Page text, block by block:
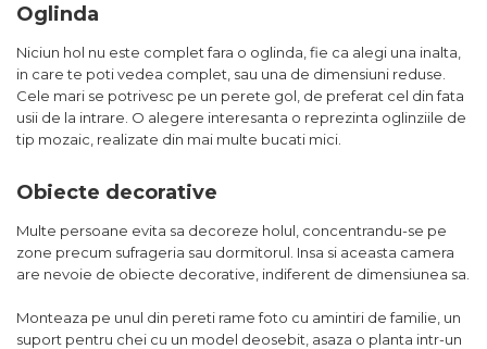
Oglinda
Niciun hol nu este complet fara o oglinda, fie ca alegi una inalta,
in care te poti vedea complet, sau una de dimensiuni reduse.
Cele mari se potrivesc pe un perete gol, de preferat cel din fata
usii de la intrare. O alegere interesanta o reprezinta oglinziile de
tip mozaic, realizate din mai multe bucati mici.
Obiecte decorative
Multe persoane evita sa decoreze holul, concentrandu-se pe
zone precum sufrageria sau dormitorul. Insa si aceasta camera
are nevoie de obiecte decorative, indiferent de dimensiunea sa.
Monteaza pe unul din pereti rame foto cu amintiri de familie, un
suport pentru chei cu un model deosebit, asaza o planta intr-un